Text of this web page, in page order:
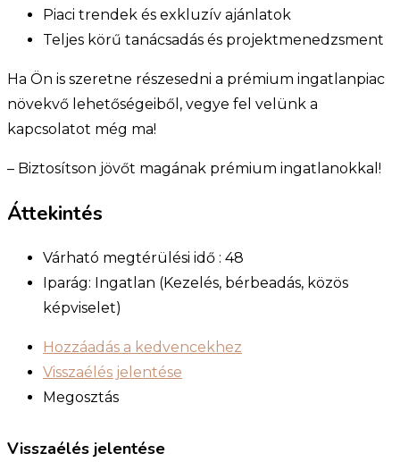
Piaci trendek és exkluzív ajánlatok
Teljes körű tanácsadás és projektmenedzsment
Ha Ön is szeretne részesedni a prémium ingatlanpiac
növekvő lehetőségeiből, vegye fel velünk a
kapcsolatot még ma!
– Biztosítson jövőt magának prémium ingatlanokkal!
Áttekintés
Várható megtérülési idő : 48
Iparág: Ingatlan (Kezelés, bérbeadás, közös
képviselet)
Hozzáadás a kedvencekhez
Visszaélés jelentése
Megosztás
Visszaélés jelentése